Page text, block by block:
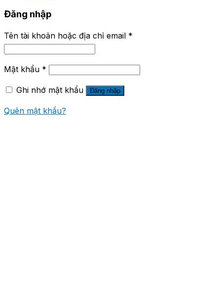
Đăng nhập
Tên tài khoản hoặc địa chỉ email *
Mật khẩu *
Ghi nhớ mật khẩu Đăng nhập
Quên mật khẩu?